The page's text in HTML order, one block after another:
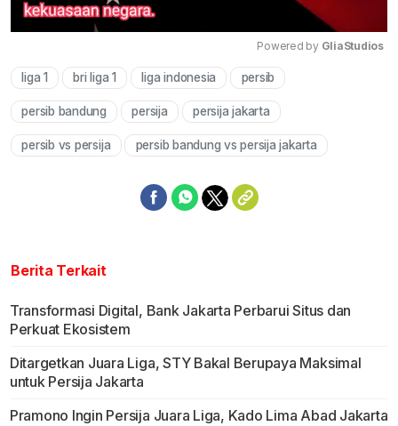
Powered by GliaStudios
liga 1 bri liga 1 liga indonesia persib
persib bandung persija persija jakarta
persib vs persija persib bandung vs persija jakarta
Berita Terkait
Transformasi Digital, Bank Jakarta Perbarui Situs dan
Perkuat Ekosistem
Ditargetkan Juara Liga, STY Bakal Berupaya Maksimal
untuk Persija Jakarta
Pramono Ingin Persija Juara Liga, Kado Lima Abad Jakarta